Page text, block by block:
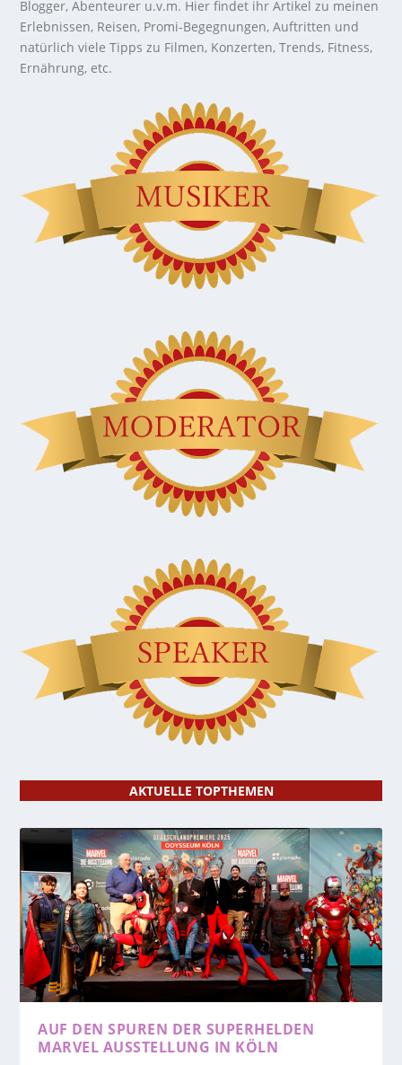
Blogger, Abenteurer u.v.m. Hier findet ihr Artikel zu meinen
Erlebnissen, Reisen, Promi-Begegnungen, Auftritten und
natürlich viele Tipps zu Filmen, Konzerten, Trends, Fitness,
Ernährung, etc.
AKTUELLE TOPTHEMEN
AUF DEN SPUREN DER SUPERHELDEN
MARVEL AUSSTELLUNG IN KÖLN